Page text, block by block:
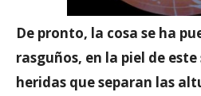
De pronto, la cosa se ha
rasguños, en la piel de
heridas que separan las